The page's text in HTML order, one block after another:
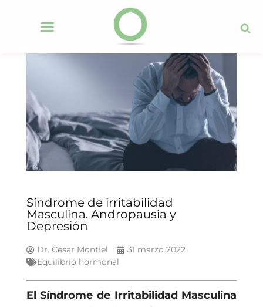
Síndrome de irritabilidad
Masculina. Andropausia y
Depresión
Dr. César Montiel
31 marzo 2022
Equilibrio hormonal
El Síndrome de Irritabilidad Masculina